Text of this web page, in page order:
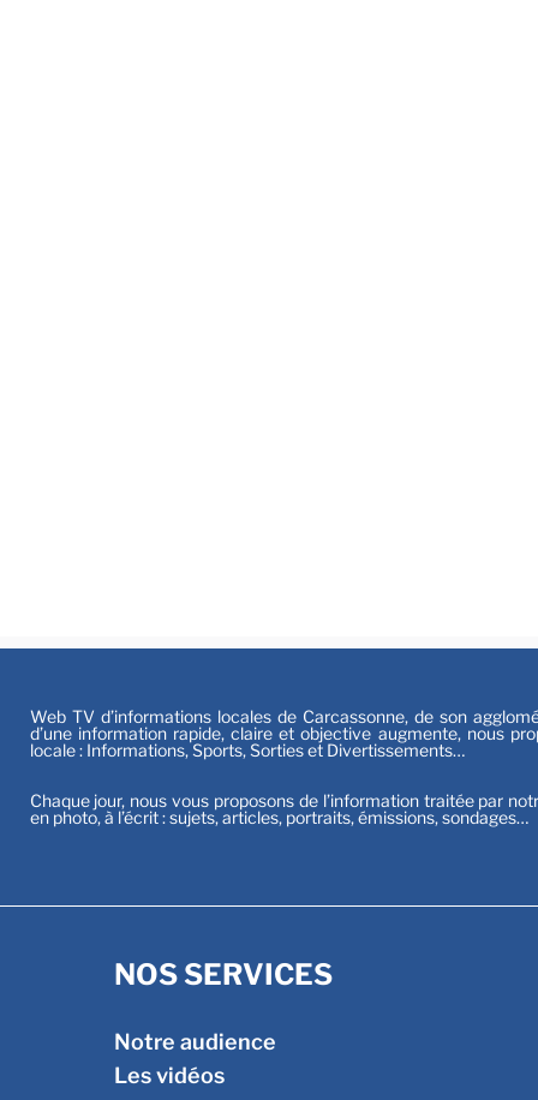
Web TV d’informations locales de Carcassonne, de son
d’une information rapide, claire et objective augmente, nous
locale : Informations, Sports, Sorties et Divertissements…
Chaque jour, nous vous proposons de l’information traitée par
en photo, à l’écrit : sujets, articles, portraits, émissions, sondages…
NOS SERVICES
Notre audience
Les vidéos